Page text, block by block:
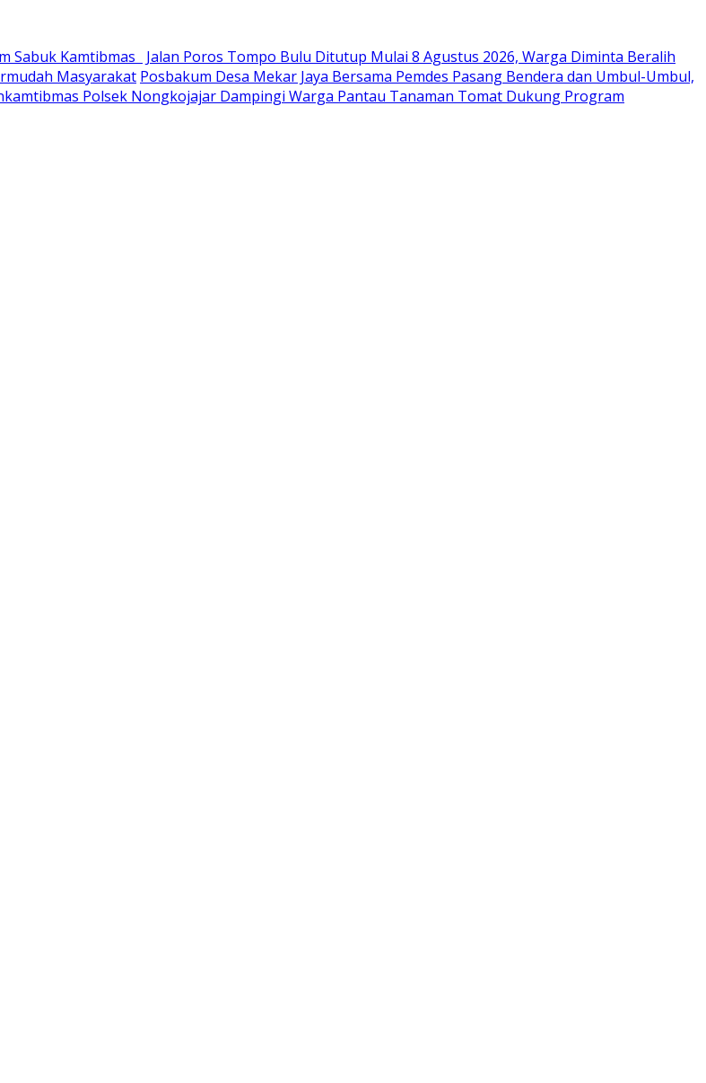
Sabuk Kamtibmas
Jalan Poros Tompo Bulu Ditutup Mulai 8 Agustus 2026, Warga Diminta Beralih
Masyarakat Posbakum Desa Mekar Jaya Bersama Pemdes Pasang Bendera dan Umbul-Umbul,
Polsek Nongkojajar Dampingi Warga Pantau Tanaman Tomat Dukung Program